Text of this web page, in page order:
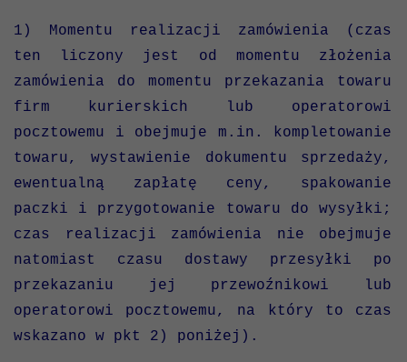
1) Momentu realizacji zamówienia (czas
ten liczony jest od momentu złożenia
zamówienia do momentu przekazania towaru
firm kurierskich lub operatorowi
pocztowemu i obejmuje m.in. kompletowanie
towaru, wystawienie dokumentu sprzedaży,
ewentualną zapłatę ceny, spakowanie
paczki i przygotowanie towaru do wysyłki;
czas realizacji zamówienia nie obejmuje
natomiast czasu dostawy przesyłki po
przekazaniu jej przewoźnikowi lub
operatorowi pocztowemu, na który to czas
wskazano w pkt 2) poniżej).